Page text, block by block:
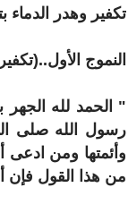
تكفير وهدر الدماء
النموج
" الحمد لله
رسول الله صلى
وأئمتها ومن ادعى
من هذا القول فإن